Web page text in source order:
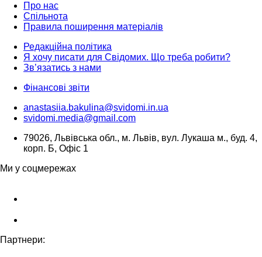
Про нас
Спільнота
Правила поширення матеріалів
Редакційна політика
Я хочу писати для Свідомих. Що треба робити?
Зв’язатись з нами
Фінансові звіти
anastasiia.bakulina@svidomi.in.ua
svidomi.media@gmail.com
79026, Львівська обл., м. Львів, вул. Лукаша м., буд. 4,
корп. Б, Офіс 1
Ми у соцмережах
Партнери: